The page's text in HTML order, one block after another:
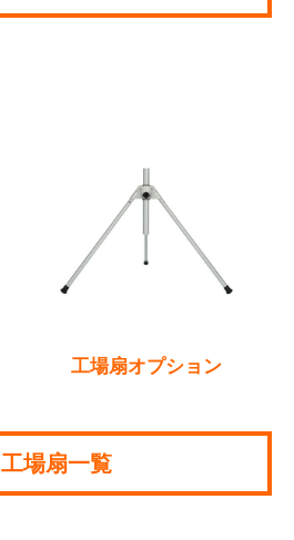
工場扇オプション
工場扇一覧